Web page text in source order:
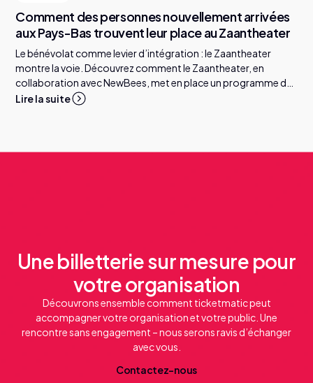
Comment des personnes nouvellement arrivées
aux Pays-Bas trouvent leur place au Zaantheater
Le bénévolat comme levier d’intégration : le Zaantheater
montre la voie. Découvrez comment le Zaantheater, en
collaboration avec NewBees, met en place un programme de
parrainage dans lequel des personnes nouvellement arrivées
Lire la suite
Une billetterie sur mesure pour
votre organisation
Découvrons ensemble comment ticketmatic peut
accompagner votre organisation et votre public. Une
rencontre sans engagement – nous serons ravis d’échanger
avec vous.
Contactez-nous